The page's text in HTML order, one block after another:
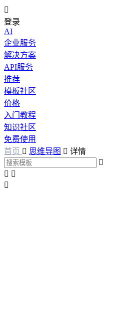

登录
AI
企业服务
解决方案
API服务
推荐
模板社区
价格
入门教程
知识社区
免费使用
首页  思维导图  详情

 
